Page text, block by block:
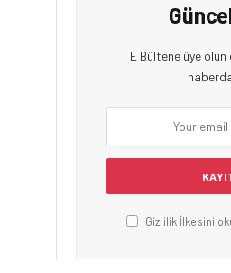
E Bültene üye
Gizlilik İlkesini